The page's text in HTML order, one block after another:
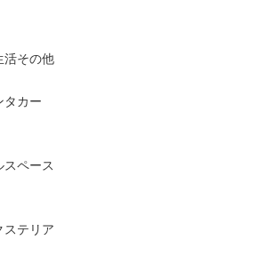
活その他
カー
ペース
テリア